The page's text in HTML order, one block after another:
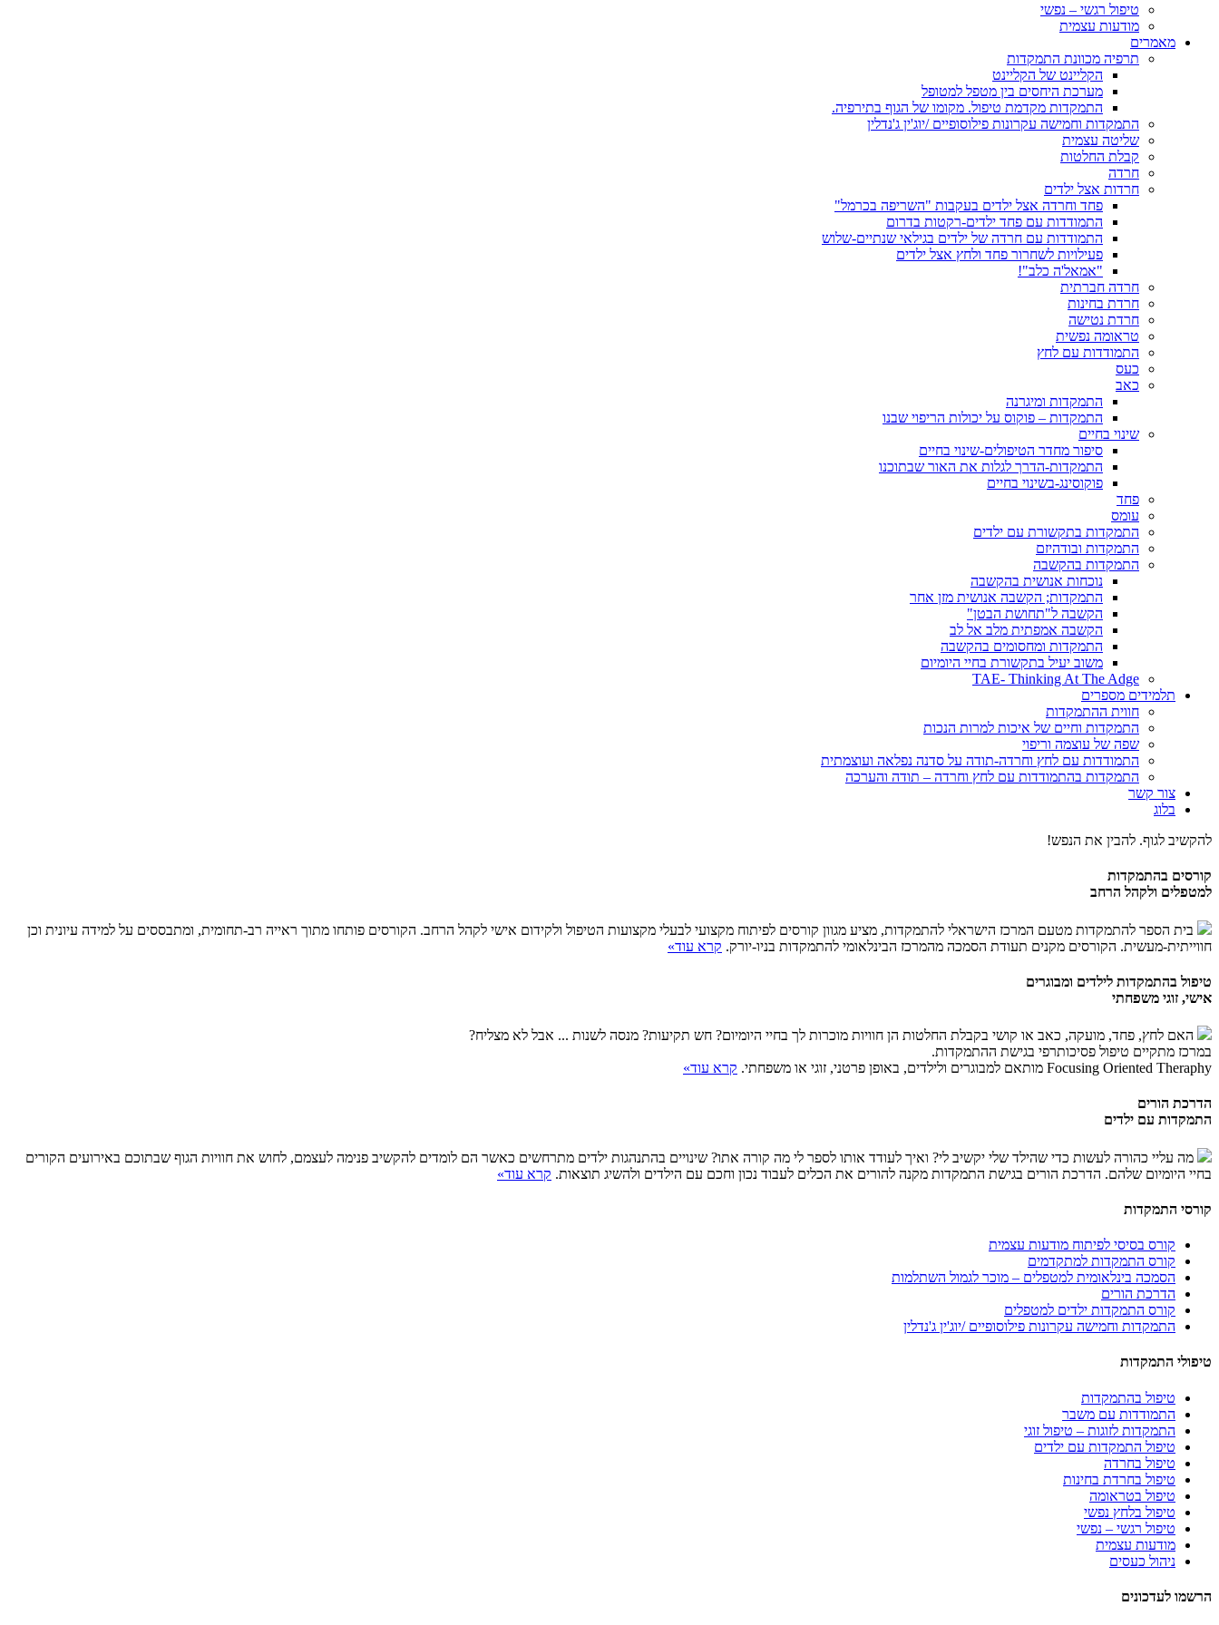
טיפול רגשי – נפשי
מודעות עצמית
מאמרים
תרפיה מכוונת התמקדות
הקליינט של הקליינט
מערכת היחסים בין מטפל למטופל
התמקדות מקדמת טיפול. מקומו של הגוף בתירפיה.
התמקדות וחמישה עקרונות פילוסופיים /יוג'ין ג'נדלין
שליטה עצמית
קבלת החלטות
חרדה
חרדות אצל ילדים
פחד וחרדה אצל ילדים בעקבות "השריפה בכרמל"
התמודדות עם פחד ילדים-רקטות בדרום
התמודדות עם חרדה של ילדים בגילאי שנתיים-שלוש
פעילויות לשחרור פחד ולחץ אצל ילדים
"אמאל'ה כלב"!
חרדה חברתית
חרדת בחינות
חרדת נטישה
טראומה נפשית
התמודדות עם לחץ
כעס
כאב
התמקדות ומיגרנה
התמקדות – פוקוס על יכולות הריפוי שבנו
שינוי בחיים
סיפור מחדר הטיפולים-שינוי בחיים
התמקדות-הדרך לגלות את האור שבתוכנו
פוקוסינג-בשינוי בחיים
פחד
עומס
התמקדות בתקשורת עם ילדים
התמקדות ובודהיזם
התמקדות בהקשבה
נוכחות אנושית בהקשבה
התמקדות; הקשבה אנושית מזן אחר
הקשבה ל"תחושת הבטן"
הקשבה אמפתית מלב אל לב
התמקדות ומחסומים בהקשבה
משוב יעיל בתקשורת בחיי היומיום
TAE- Thinking At The Adge
תלמידים מספרים
חווית ההתמקדות
התמקדות וחיים של איכות למרות הנכות
שפה של עוצמה וריפוי
התמודדות עם לחץ וחרדה-תודה על סדנה נפלאה ועוצמתית
התמקדות בהתמודדות עם לחץ וחרדה – תודה והערכה
צור קשר
בלוג
להקשיב לגוף. להבין את הנפש!
קורסים בהתמקדות
למטפלים ולקהל הרחב
בית הספר להתמקדות מטעם המרכז הישראלי להתמקדות, מציע מגוון קורסים לפיתוח מקצועי לבעלי מקצועות הטיפול ולקידום אישי לקהל הרחב. הקורסים פותחו מתוך ראייה רב-תחומית, ומתבססים על למידה עיונית וכן
חווייתית-מעשית. הקורסים מקנים תעודת הסמכה מהמרכז הבינלאומי להתמקדות בניו-יורק. קרא עוד»
טיפול בהתמקדות לילדים ומבוגרים
אישי, זוגי משפחתי
האם לחץ, פחד, מועקה, כאב או קושי בקבלת החלטות הן חוויות מוכרות לך בחיי היומיום? חש תקיעות? מנסה לשנות ... אבל לא מצליח?
במרכז מתקיים טיפול פסיכותרפי בגישת ההתמקדות.
Focusing Oriented Theraphy מותאם למבוגרים ולילדים, באופן פרטני, זוגי או משפחתי.
קרא עוד»
הדרכת הורים
התמקדות עם ילדים
מה עליי כהורה לעשות כדי שהילד שלי יקשיב לי? ואיך לעודד אותו לספר לי מה קורה אתו? שינויים בהתנהגות ילדים מתרחשים כאשר הם לומדים להקשיב פנימה לעצמם, לחוש את חוויות הגוף שבתוכם באירועים הקורים
בחיי היומיום שלהם. הדרכת הורים בגישת התמקדות מקנה להורים את הכלים לעבוד נכון וחכם עם הילדים ולהשיג תוצאות. קרא עוד»
קורסי התמקדות
קורס בסיסי לפיתוח מודעות עצמית
קורס התמקדות למתקדמים
הסמכה בינלאומית למטפלים – מוכר לגמול השתלמות
הדרכת הורים
קורס התמקדות ילדים למטפלים
התמקדות וחמישה עקרונות פילוסופיים /יוג'ין ג'נדלין
טיפולי התמקדות
טיפול בהתמקדות
התמודדות עם משבר
התמקדות לזוגות – טיפול זוגי
טיפול התמקדות עם ילדים
טיפול בחרדה
טיפול בחרדת בחינות
טיפול בטראומה
טיפול בלחץ נפשי
טיפול רגשי – נפשי
מודעות עצמית
ניהול כעסים
הרשמו לעדכונים